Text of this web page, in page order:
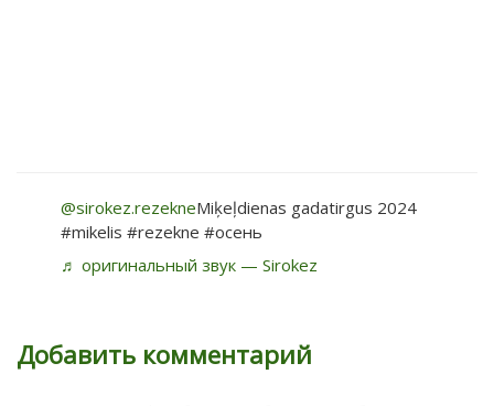
@sirokez.rezekneMiķeļdienas gadatirgus 2024
#mikelis #rezekne #осень
♬ оригинальный звук — Sirokez
Добавить комментарий